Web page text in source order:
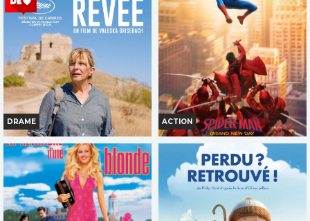
Horaires et Infos
Bande-annonce
Réservation
TOUT PUBLIC
VF
Horaires et Infos
Bande-annonce
Réservation
TOUT PUBLIC
VF
DRAME
L AVENTURE REVEE
Horaires et Infos
Bande-annonce
ACTION
SPIDER MAN BRAND NEW DAY
Horaires et Infos
Bande-annonce